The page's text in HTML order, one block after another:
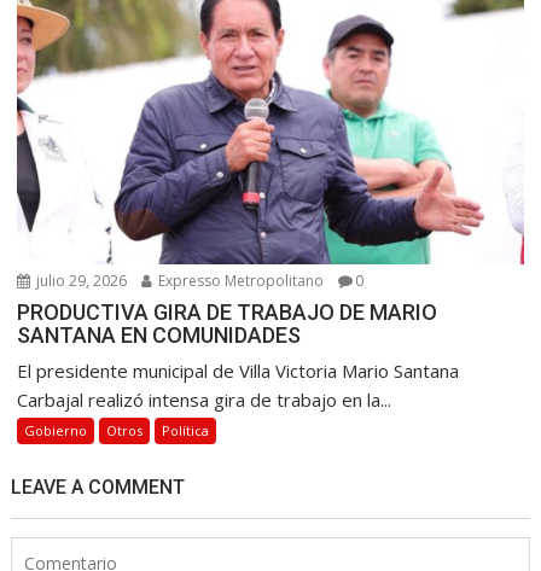
julio 29, 2026 Expresso Metropolitano 0
PRODUCTIVA GIRA DE TRABAJO DE MARIO
SANTANA EN COMUNIDADES
El presidente municipal de Villa Victoria Mario Santana
Carbajal realizó intensa gira de trabajo en la...
Gobierno Otros Política
LEAVE A COMMENT